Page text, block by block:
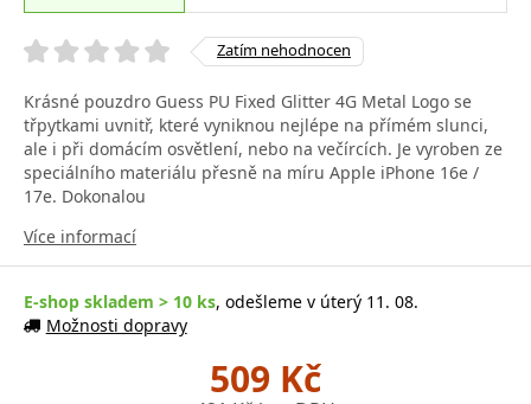
Zatím nehodnocen
Krásné pouzdro Guess PU Fixed Glitter 4G Metal Logo se
třpytkami uvnitř, které vyniknou nejlépe na přímém slunci,
ale i při domácím osvětlení, nebo na večírcích. Je vyroben ze
speciálního materiálu přesně na míru Apple iPhone 16e /
17e. Dokonalou
Více informací
E-shop skladem > 10 ks, odešleme v úterý 11. 08.
Možnosti dopravy
509 Kč